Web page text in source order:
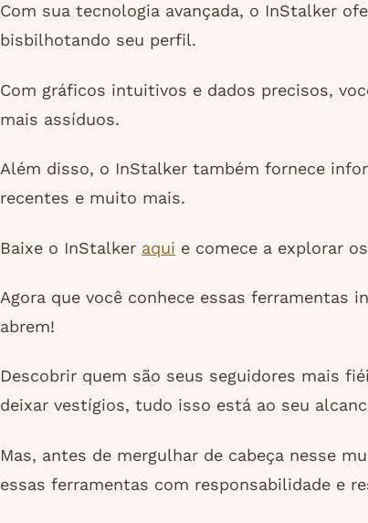
Com sua tecnologia avançada, o InStalker
bisbilhotando seu perfil.
Com gráficos intuitivos e dados precisos,
mais assíduos.
Além disso, o InStalker também fornece
recentes e muito mais.
Baixe o InStalker aqui e comece a explorar
Agora que você conhece essas ferramentas
abrem!
Descobrir quem são seus seguidores mais
deixar vestígios, tudo isso está ao seu
Mas, antes de mergulhar de cabeça nesse
essas ferramentas com responsabilidade e